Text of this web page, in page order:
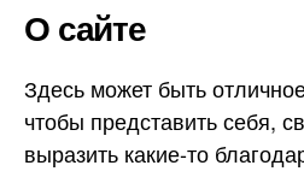
О сайте
Здесь может быть
чтобы представить себя,
выразить какие-то